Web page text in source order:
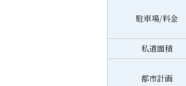
駐車場/料金
私道面積
都市計画